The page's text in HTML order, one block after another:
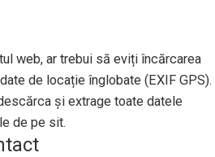
web, ar trebui să eviți încărcarea
de locație înglobate (EXIF GPS).
și extrage toate datele
de pe sit.